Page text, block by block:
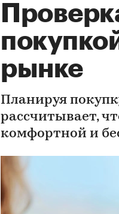
рынке
Планируя
рассчитывает,
комфортной и